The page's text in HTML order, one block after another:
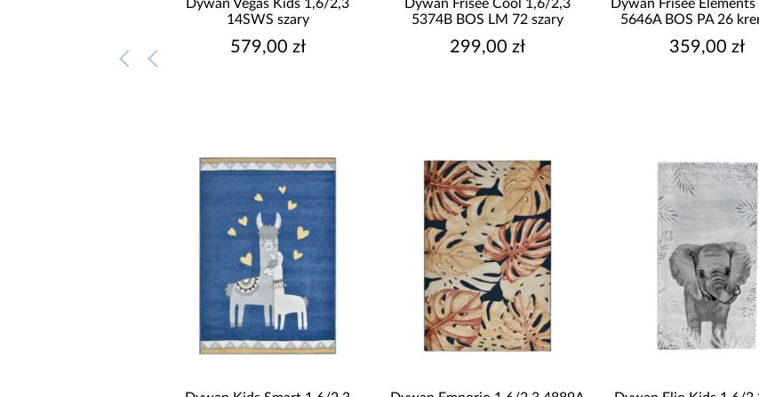
Dywan Vegas Kids 1,6/2,3
14SWS szary
579,00 zł
Dywan Frisee Cool 1,6/2,3
5374B BOS LM 72 szary
299,00 zł
Dywan Frisee
5646A BOS PA 26
359,00 zł